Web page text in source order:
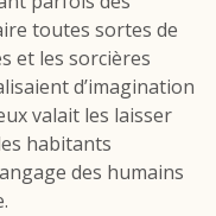
toutes sortes de
et les sorcières
d’imagination
valait les laisser
habitants
des humains